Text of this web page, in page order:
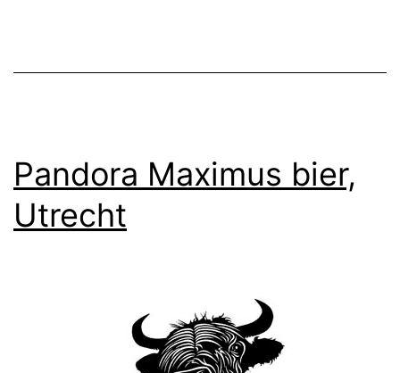
Pandora Maximus bier,
Utrecht